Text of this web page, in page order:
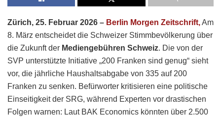
Zürich, 25. Februar 2026 – Berlin Morgen Zeitschrift,Am
8. März entscheidet die Schweizer Stimmbevölkerung über
die Zukunft der Mediengebühren Schweiz. Die von der
SVP unterstützte Initiative „200 Franken sind genug“ sieht
vor, die jährliche Haushaltsabgabe von 335 auf 200
Franken zu senken. Befürworter kritisieren eine politische
Einseitigkeit der SRG, während Experten vor drastischen
Folgen warnen: Laut BAK Economics könnten über 2.500